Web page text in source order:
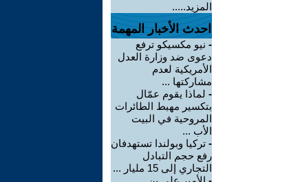
المزيد.....
احدث الأخبار المهمة
- نيو مكسيكو ترفع
دعوى ضد وزارة العدل
الأمريكية لعدم
مشاركتها ...
- لماذا يقوم عمّال
بتكسير مهبط الطائرات
المروحية في البيت
الأب ...
- تركيا وبولندا تستهدفان
رفع حجم التبادل
التجاري إلى 15 مليار ...